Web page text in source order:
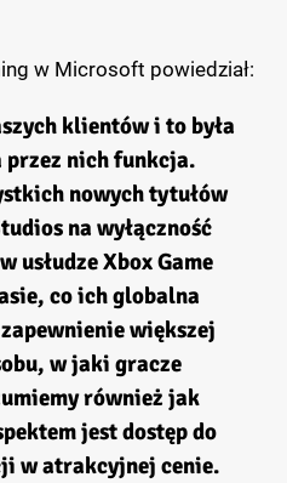
w Microsoft powiedział:
klientów i to była
nich funkcja.
nowych tytułów
na wyłączność
usłudze Xbox Game
co ich globalna
większej
w jaki gracze
również jak
jest dostęp do
w atrakcyjnej cenie.